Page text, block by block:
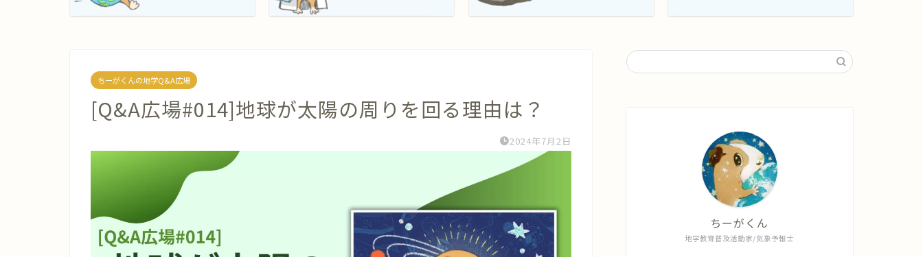
ちーがくんの地学Q&A広場
[Q&A広場#014]地球が太陽の周りを回る理由は？
2024年7月2日
地学教育普及活動家/気象予報士
ちーがくん